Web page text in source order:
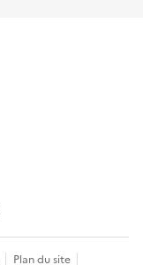
Plan du site